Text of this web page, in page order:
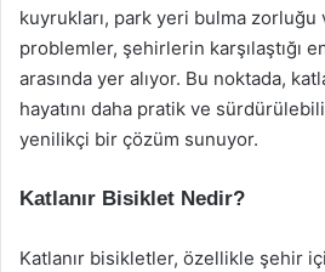
kuyrukları, park yeri bulma
problemler, şehirlerin karşılaştığı
arasında yer alıyor. Bu noktada,
hayatını daha pratik ve
yenilikçi bir çözüm sunuyor.
Katlanır Bisiklet Nedir?
Katlanır bisikletler, özellikle şehir